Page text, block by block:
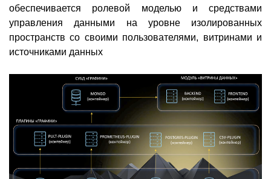
обеспечивается ролевой моделью и средствами
управления данными на уровне изолированных
пространств со своими пользователями, витринами и
источниками данных